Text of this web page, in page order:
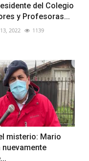
del Colegio
y Profesoras...
2022 1139
misterio: Mario
nuevamente